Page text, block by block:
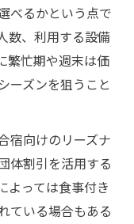
べるかという点で
数、利用する設備
繁忙期や週末は価
ーズンを狙うこと
宿向けのリーズナ
体割引を活用する
よっては食事付き
ている場合もある